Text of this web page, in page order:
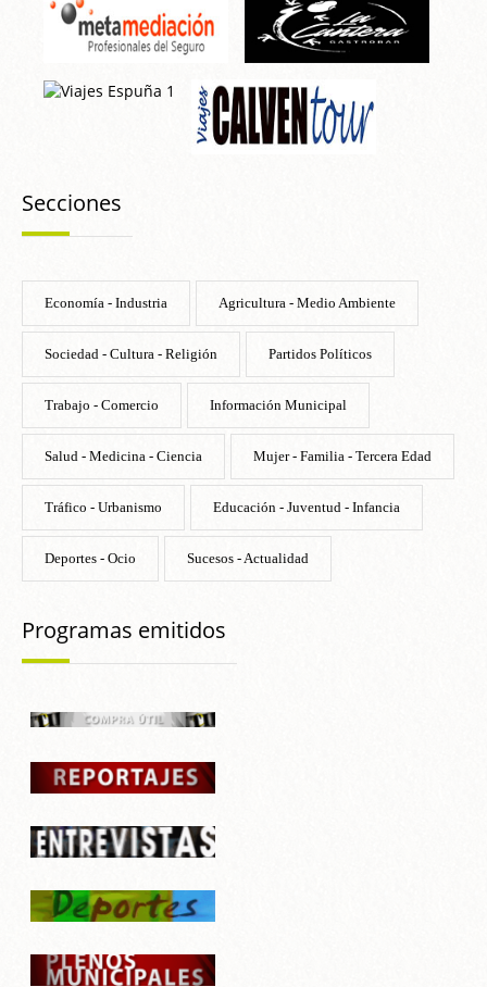
Secciones
Economía - Industria Agricultura - Medio Ambiente
Sociedad - Cultura - Religión Partidos Políticos
Trabajo - Comercio Información Municipal
Salud - Medicina - Ciencia Mujer - Familia - Tercera Edad
Tráfico - Urbanismo Educación - Juventud - Infancia
Deportes - Ocio Sucesos - Actualidad
Programas emitidos